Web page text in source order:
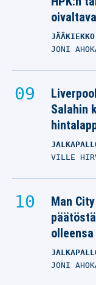
JÄÄKIEKKO
JONI
Salahin
VILLE
Man
JONI